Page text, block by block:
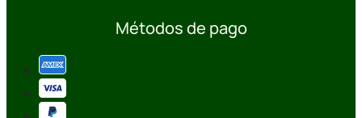
Métodos de pago